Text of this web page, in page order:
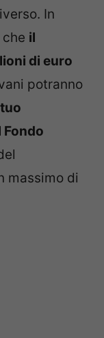
In
il
di euro
potranno
Fondo
massimo di